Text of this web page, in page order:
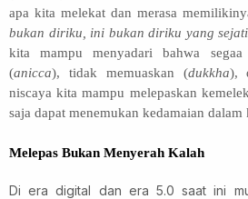
apa kita melekat dan merasa
bukan diriku, ini bukan diriku yang
kita mampu menyadari bahwa
(anicca), tidak memuaskan (dukkha),
niscayakitamampu melepaskan
saja dapat menemukan kedamaian dalam
Melepas Bukan Menyerah Kalah
Di era digital dan era 5.0saat ini